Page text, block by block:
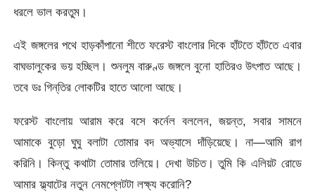
ধরলে ভাল করতুম।
এই জঙ্গলের পথে হাড়কাঁপানো শীতে ফরেস্ট বাংলোর দিকে হাঁটতে হাঁটতে এবার
বাঘভালুকের ভয় হচ্ছিল। শুনলুম বারুণ্ড জঙ্গলে বুনো হাতিরও উৎপাত আছে।
তবে ডঃ গিন্‌তির লোকটির হাতে আলো আছে।
ফরেস্ট বাংলোয় আরাম করে বসে কর্নেল বললেন, জয়ন্ত, সবার সামনে
আমাকে বুড়ো ঘুঘু বলাটা তোমার বদ অভ্যাসে দাঁড়িয়েছে। না—আমি রাগ
করিনি। কিন্তু কথাটা তোমার তলিয়ে। দেখা উচিত। তুমি কি এলিয়ট রোডে
আমার ফ্ল্যাটের নতুন নেমপ্লেটটা লক্ষ্য করোনি?